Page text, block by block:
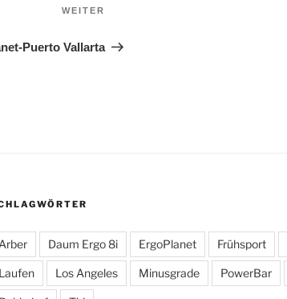
WEITER
Puerto Vallarta
Arber Daum Ergo 8i ErgoPlanet Frühsport
Laufen Los Angeles Minusgrade PowerBar